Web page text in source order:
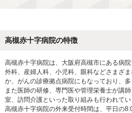
高槻赤十字病院の特徴
高槻赤十字病院は、大阪府高槻市にある病院
外科、産婦人科、小児科、眼科などさまざ
か、がんの診療拠点病院にもなっており、多
また医師の研修、専門医や管理栄養士が講
室、訪問介護といった取り組みも行われてい
高槻赤十字病院の外来受付時間は、平日の